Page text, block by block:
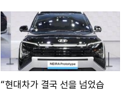
“현대차가 결국 선을 넘었습